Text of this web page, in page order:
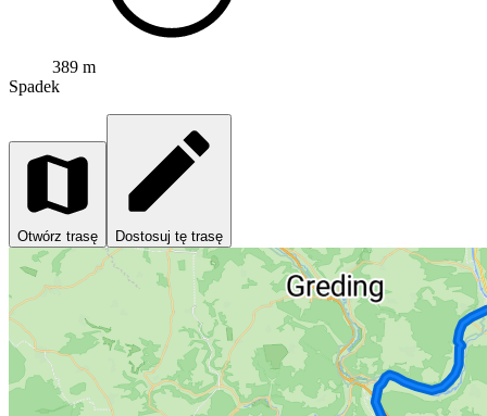
389 m
Spadek
Otwórz trasę Dostosuj tę trasę